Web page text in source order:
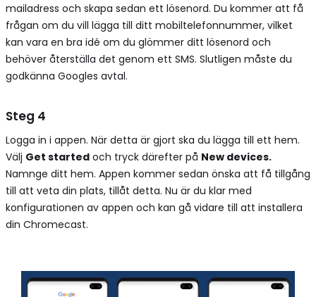
mailadress och skapa sedan ett lösenord. Du kommer att få
frågan om du vill lägga till ditt mobiltelefonnummer, vilket
kan vara en bra idé om du glömmer ditt lösenord och
behöver återställa det genom ett SMS. Slutligen måste du
godkänna Googles avtal.
Steg 4
Logga in i appen. När detta är gjort ska du lägga till ett hem.
Välj Get started och tryck därefter på New devices.
Namnge ditt hem. Appen kommer sedan önska att få tillgång
till att veta din plats, tillåt detta. Nu är du klar med
konfigurationen av appen och kan gå vidare till att installera
din Chromecast.